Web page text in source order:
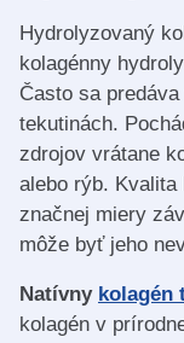
Hydrolyzovaný
kolagénny
Často sa
tekutinách.
zdrojov vrátane
alebo rýb. Kvalita
značnej miery
môže byť jeho
Natívny kolagén
kolagén v